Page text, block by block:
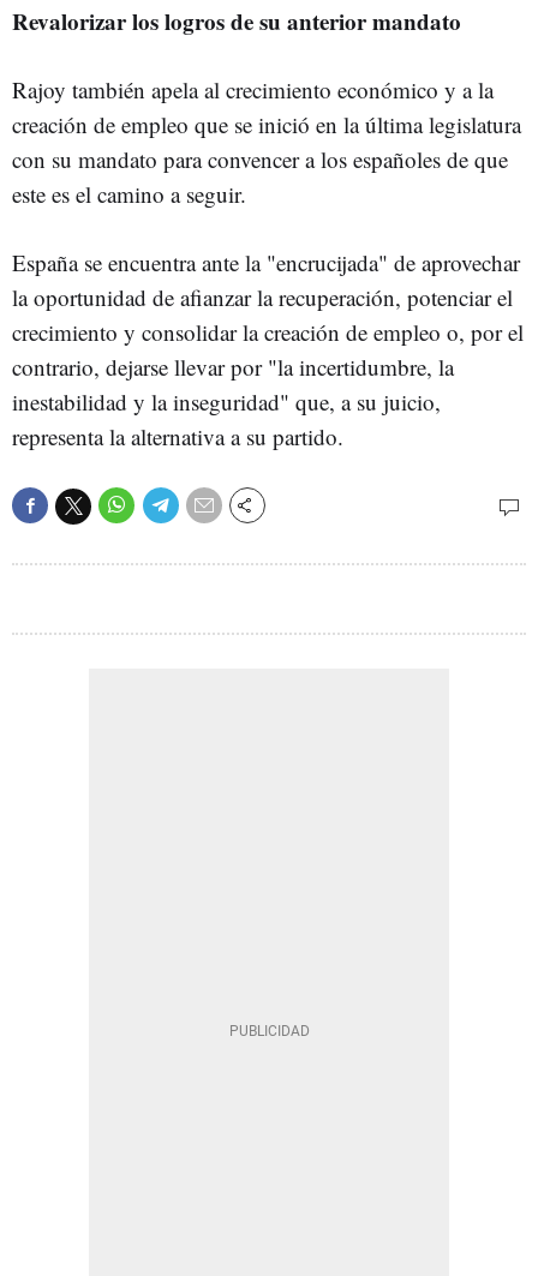
Revalorizar los logros de su anterior mandato
Rajoy también apela al crecimiento económico y a la
creación de empleo que se inició en la última legislatura
con su mandato para convencer a los españoles de que
este es el camino a seguir.
España se encuentra ante la "encrucijada" de aprovechar
la oportunidad de afianzar la recuperación, potenciar el
crecimiento y consolidar la creación de empleo o, por el
contrario, dejarse llevar por "la incertidumbre, la
inestabilidad y la inseguridad" que, a su juicio,
representa la alternativa a su partido.